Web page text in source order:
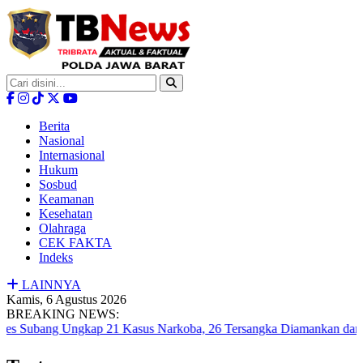
Berita
Nasional
Internasional
Hukum
Sosbud
Keamanan
Kesehatan
Olahraga
CEK FAKTA
Indeks
LAINNYA
Kamis, 6 Agustus 2026
BREAKING NEWS:
Ungkap 21 Kasus Narkoba, 26 Tersangka Diamankan dan Sabu